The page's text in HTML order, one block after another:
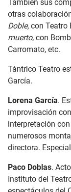
También sus
otras
Doble, con Teatro
muerto, con
Carromato, etc.
Tántrico Teatro
García.
Lorena García.
improvisación
interpretación
numerosos
directora.
Paco Doblas.
Instituto del